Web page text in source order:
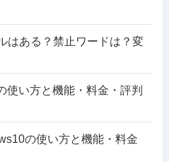
はある？禁止ワードは？変
使い方と機能・料金・評判
の使い方と機能・料金